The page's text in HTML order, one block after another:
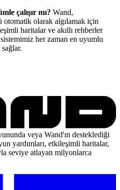
çalışır mı? Wand,
otomatik olarak algılamak için
haritalar ve akıllı rehberler
her zaman en uyumlu
sağlar.
veya Wand'ın desteklediği
yardımları, etkileşimli haritalar,
seviye atlayan milyonlarca